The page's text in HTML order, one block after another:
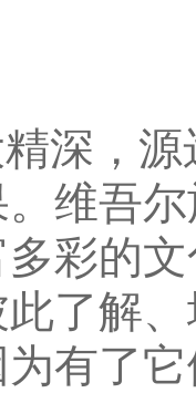
深，
维吾
彩的文
了解
有了